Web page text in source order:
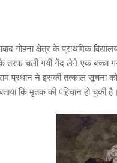
गोहना क्षेत्र के प्राथमिक
चली गयी गेंद लेने एक बच्चा
प्रधान ने इसकी तत्काल सूचना
कि मृतक की पहिचान हो